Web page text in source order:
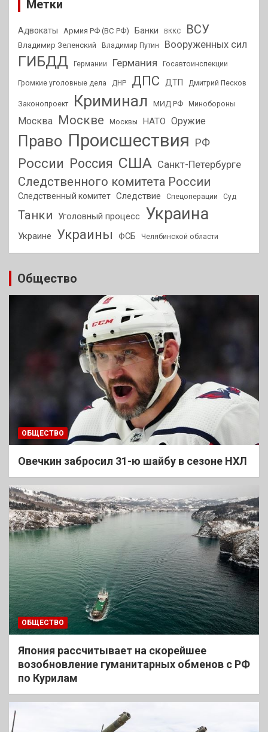
Метки
Адвокаты Армия РФ (ВС РФ) Банки ВККС ВСУ
Владимир Зеленский Владимир Путин Вооруженных сил
ГИБДД Германии Германия Госавтоинспекции
Громкие уголовные дела ДНР ДПС ДТП Дмитрий Песков
Законопроект Криминал МИД РФ Минобороны
Москва Москве Москвы НАТО Оружие
Право Происшествия РФ
России Россия США Санкт-Петербурге
Следственного комитета России
Следственный комитет Следствие Спецоперации Суд
Танки Уголовный процесс Украина
Украине Украины ФСБ Челябинской области
Общество
ОБЩЕСТВО
Овечкин забросил 31-ю шайбу в сезоне НХЛ
ОБЩЕСТВО
Япония рассчитывает на скорейшее
возобновление гуманитарных обменов с РФ
по Курилам